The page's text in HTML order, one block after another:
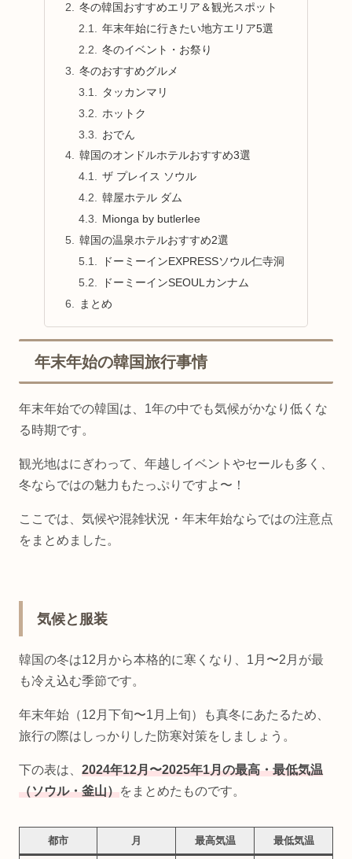
冬の韓国おすすめエリア＆観光スポット
年末年始に行きたい地方エリア5選
冬のイベント・お祭り
冬のおすすめグルメ
タッカンマリ
ホットク
おでん
韓国のオンドルホテルおすすめ3選
ザ プレイス ソウル
韓屋ホテル ダム
Mionga by butlerlee
韓国の温泉ホテルおすすめ2選
ドーミーインEXPRESSソウル仁寺洞
ドーミーインSEOULカンナム
まとめ
年末年始の韓国旅行事情
年末年始での韓国は、1年の中でも気候がかなり低くな
る時期です。
観光地はにぎわって、年越しイベントやセールも多く、
冬ならではの魅力もたっぷりですよ〜！
ここでは、気候や混雑状況・年末年始ならではの注意点
をまとめました。
気候と服装
韓国の冬は12月から本格的に寒くなり、1月〜2月が最
も冷え込む季節です。
年末年始（12月下旬〜1月上旬）も真冬にあたるため、
旅行の際はしっかりした防寒対策をしましょう。
下の表は、 2024年12月〜2025年1月の最高・最低気温
（ソウル・釜山）をまとめたものです。
都市 月 最高気温 最低気温